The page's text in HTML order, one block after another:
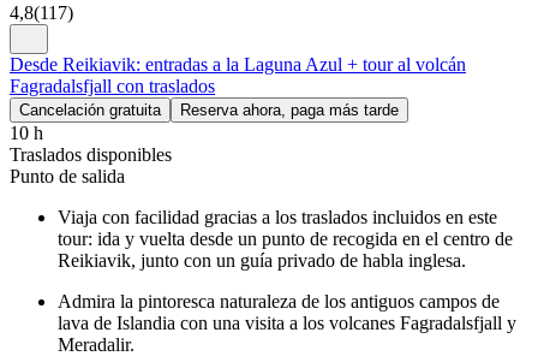
4,8(117)
Desde Reikiavik: entradas a la Laguna Azul + tour al volcán
Fagradalsfjall con traslados
Cancelación gratuita Reserva ahora, paga más tarde
10 h
Traslados disponibles
Punto de salida
Viaja con facilidad gracias a los traslados incluidos en este
tour: ida y vuelta desde un punto de recogida en el centro de
Reikiavik, junto con un guía privado de habla inglesa.
Admira la pintoresca naturaleza de los antiguos campos de
lava de Islandia con una visita a los volcanes Fagradalsfjall y
Meradalir.